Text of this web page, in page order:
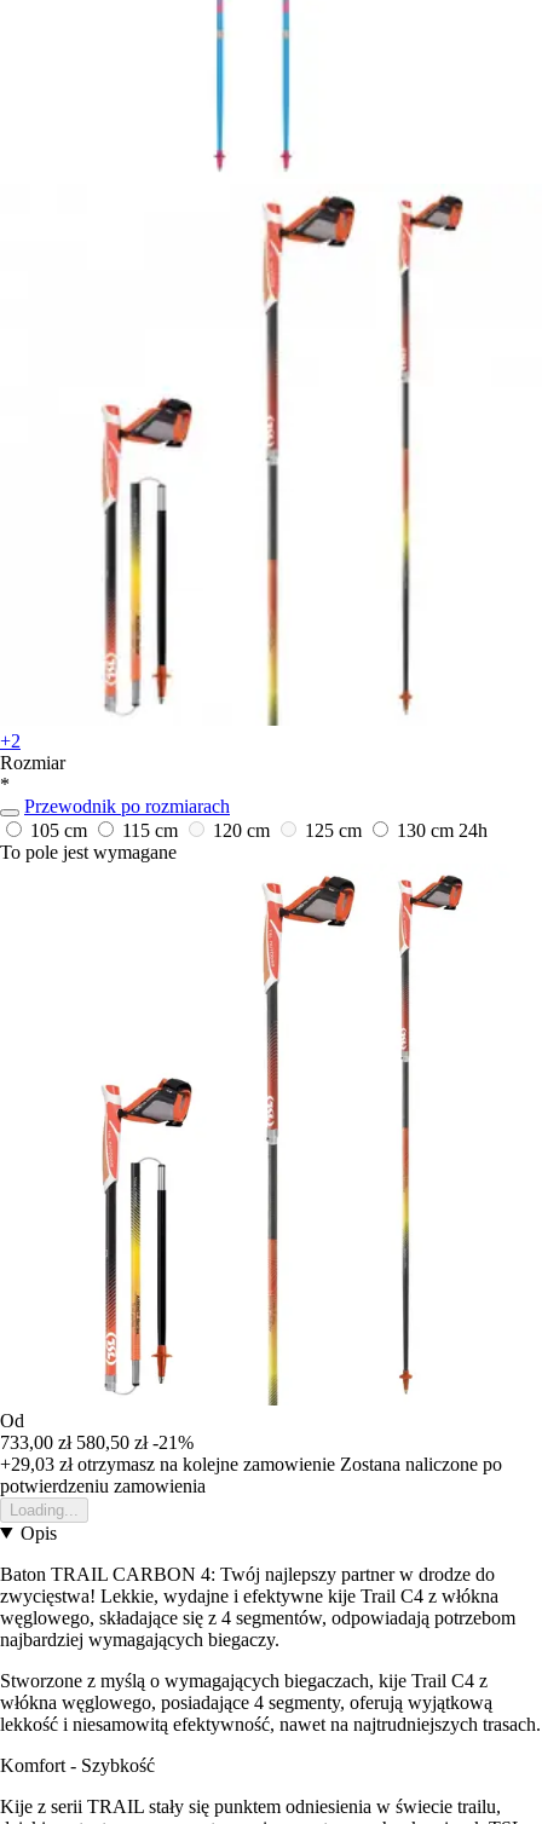
+2
Rozmiar
*
Przewodnik po rozmiarach
105 cm
115 cm 120 cm 125 cm 130 cm 24h
To pole jest wymagane
Od
733,00 zł 580,50 zł -21%
+29,03 złotrzymasz na kolejne zamowienie Zostana naliczone po
potwierdzeniu zamowienia
Loading...
Opis
Baton TRAIL CARBON 4: Twój najlepszy partner w drodze do
zwycięstwa! Lekkie, wydajne i efektywne kije Trail C4 z włókna
węglowego, składające się z 4 segmentów, odpowiadają potrzebom
najbardziej wymagających biegaczy.
Stworzone z myślą o wymagających biegaczach, kije Trail C4 z
włókna węglowego, posiadające 4 segmenty, oferują wyjątkową
lekkość i niesamowitą efektywność, nawet na najtrudniejszych trasach.
Komfort - Szybkość
Kije z serii TRAIL stały się punktem odniesienia w świecie trailu,